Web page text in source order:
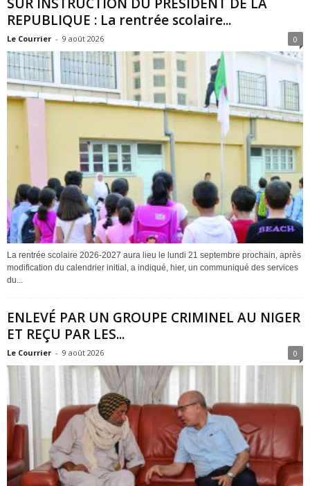
REPUBLIQUE : La rentrée scolaire...
Le Courrier - 9 août 2026 0
La rentrée scolaire 2026-2027 aura lieu le lundi 21 septembre prochain, après
modification du calendrier initial, a indiqué, hier, un communiqué des services
du...
ENLEVÉ PAR UN GROUPE CRIMINEL AU NIGER
ET REÇU PAR LES...
Le Courrier - 9 août 2026 0